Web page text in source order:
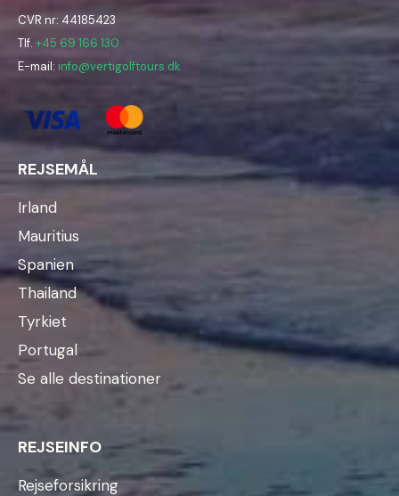
CVR nr: 44185423
Tlf. +45 69 166 130
E-mail: info@vertigolftours.dk
REJSEMÅL
Irland
Mauritius
Spanien
Thailand
Tyrkiet
Portugal
Se alle destinationer
REJSEINFO
Rejseforsikring